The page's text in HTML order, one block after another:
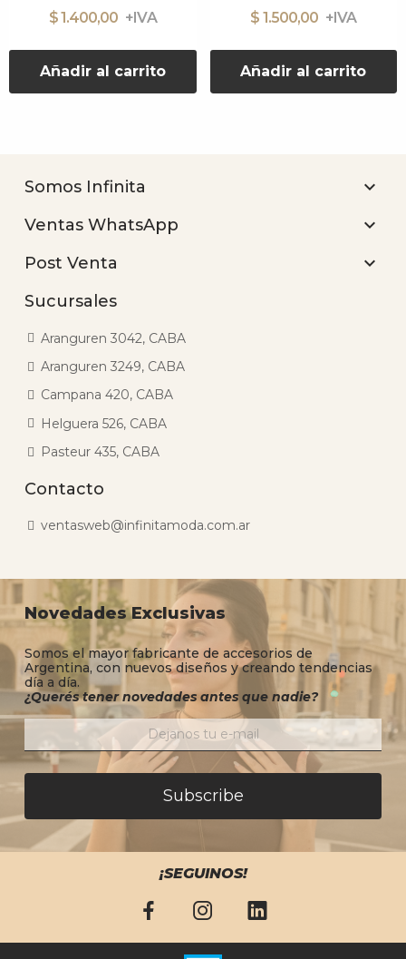
$ 1.400,00
Añadir al carrito
$ 1.500,00
Añadir al carrito
Somos Infinita 
Ventas WhatsApp 
Post Venta 
Sucursales
Aranguren 3042, CABA
Aranguren 3249, CABA
Campana 420, CABA
Helguera 526, CABA
Pasteur 435, CABA
Contacto
ventasweb@infinitamoda.com.ar
Novedades Exclusivas
Somos el mayor fabricante de accesorios de
Argentina, con nuevos diseños y creando tendencias
día a día.
¿Querés tener novedades antes que nadie?
Subscribe
¡SEGUINOS!